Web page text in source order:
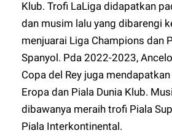
Klub. Trofi LaLiga didapatkan
dan musim lalu yang dibarengi
menjuarai Liga Champions dan
Spanyol. Pda 2022-2023,
Copa del Rey juga
Eropa dan Piala Dunia Klub.
dibawanya meraih trofi Piala
Piala Interkontinental.